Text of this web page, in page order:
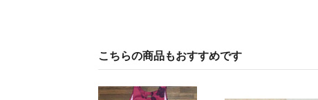
こちらの商品もおすすめです